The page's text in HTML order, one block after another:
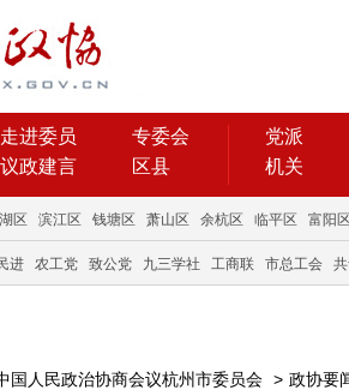
走进委员
专委会
议政建言 区县
党派
机关
区 滨江区 钱塘区 萧山区 余杭区 临平区 富阳
进 农工党 致公党 九三学社 工商联 市总工会
国人民政治协商会议杭州市委员会 > 政协要